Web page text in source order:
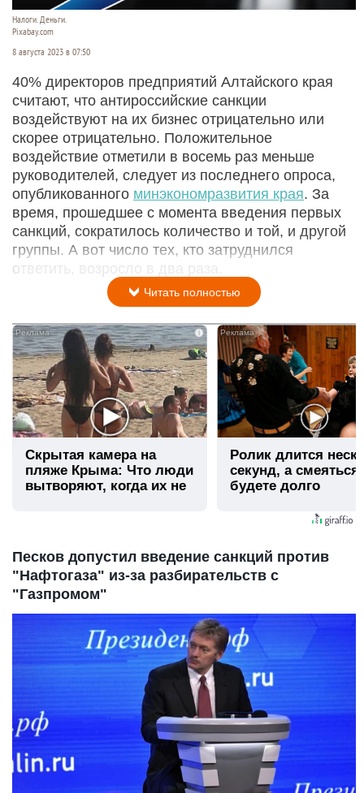
Налоги. Деньги.
Pixabay.com
8 августа 2023 в 07:50
40% директоров предприятий Алтайского края
считают, что антироссийские санкции
воздействуют на их бизнес отрицательно или
скорее отрицательно. Положительное
воздействие отметили в восемь раз меньше
руководителей, следует из последнего опроса,
опубликованного минэкономразвития края. За
время, прошедшее с момента введения первых
санкций, сократилось количество и той, и другой
группы. А вот число тех, кто затруднился
ответить, возросло в два раза.
Читать полностью
i
Скрытая камера на
пляже Крыма: Что люди
вытворяют, когда их не
Ролик длится
секунд, а
будете долго
Песков допустил введение санкций против
"Нафтогаза" из-за разбирательств с
"Газпромом"